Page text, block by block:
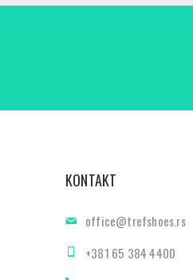
KONTAKT
office@trefshoes.rs
+381 65 384 4400